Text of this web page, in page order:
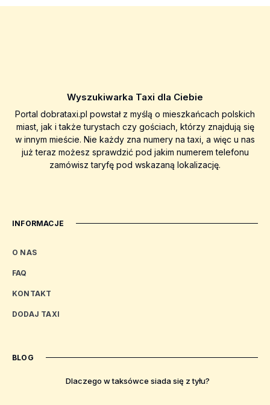
Wyszukiwarka Taxi dla Ciebie
Portal dobrataxi.pl powstał z myślą o mieszkańcach polskich
miast, jak i także turystach czy gościach, którzy znajdują się
w innym mieście. Nie każdy zna numery na taxi, a więc u nas
już teraz możesz sprawdzić pod jakim numerem telefonu
zamówisz taryfę pod wskazaną lokalizację.
INFORMACJE
O NAS
FAQ
KONTAKT
DODAJ TAXI
BLOG
Dlaczego w taksówce siada się z tyłu?